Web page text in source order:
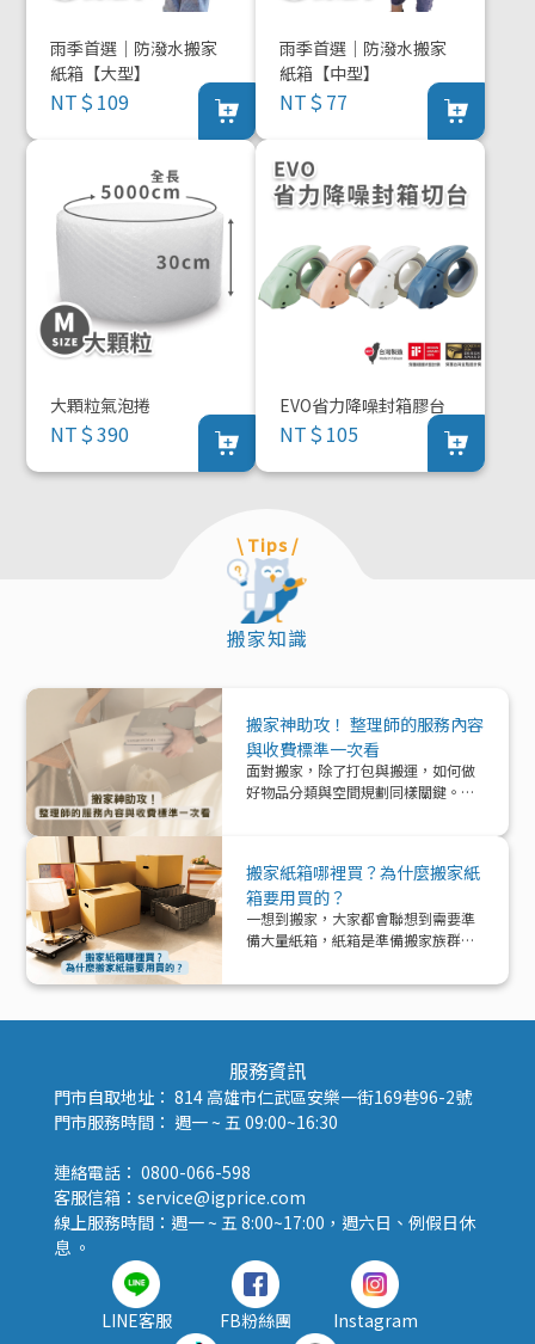
雨季首選｜防潑水搬家
紙箱【大型】
NT＄109
雨季首選｜防潑水搬家
紙箱【中型】
NT＄77
大顆粒氣泡捲
NT＄390
EVO省力降噪封箱膠台
NT＄105
\ Tips /
搬家知識
搬家神助攻！ 整理師的服務內容
與收費標準一次看
面對搬家，除了打包與搬運，如何做
好物品分類與空間規劃同樣關鍵。本
一次解析！
搬家紙箱哪裡買？為什麼搬家紙
箱要用買的？
一想到搬家，大家都會聯想到需要準
備大量紙箱，紙箱是準備搬家族群的
服務資訊
門市自取地址： 814 高雄市仁武區安樂一街169巷96-2號
門市服務時間： 週一 ~ 五 09:00~16:30
連絡電話： 0800-066-598
客服信箱：service@igprice.com
線上服務時間：週一 ~ 五 8:00~17:00，週六日、例假日休
息 。
LINE客服 FB粉絲團 Instagram